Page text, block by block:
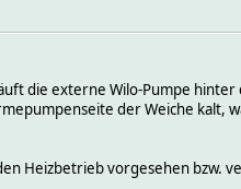
die externe Wilo-Pumpe
der Weiche kalt,
Heizbetrieb vorgesehen bzw.